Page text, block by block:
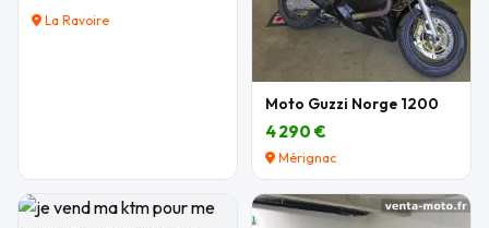
La Ravoire
Moto Guzzi Norge 1200
4 290 €
Mérignac